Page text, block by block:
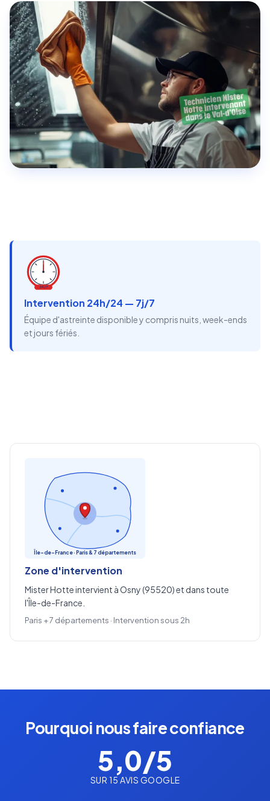
24/7
Intervention 24h/24 — 7j/7
Équipe d'astreinte disponible y compris nuits, week-ends
et jours fériés.
Île-de-France · Paris & 7 départements
Zone d'intervention
Mister Hotte intervient à Osny (95520) et dans toute
l'Île-de-France.
Paris + 7 départements · Intervention sous 2h
Pourquoi nous faire confiance
5,0/5
SUR 15 AVIS GOOGLE